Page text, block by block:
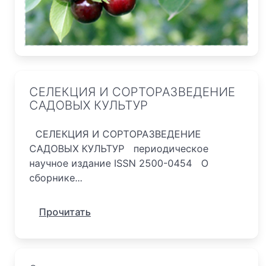
СЕЛЕКЦИЯ И СОРТОРАЗВЕДЕНИЕ
САДОВЫХ КУЛЬТУР
СЕЛЕКЦИЯ И СОРТОРАЗВЕДЕНИЕ
САДОВЫХ КУЛЬТУР периодическое
научное издание ISSN 2500-0454 О
сборнике...
Прочитать